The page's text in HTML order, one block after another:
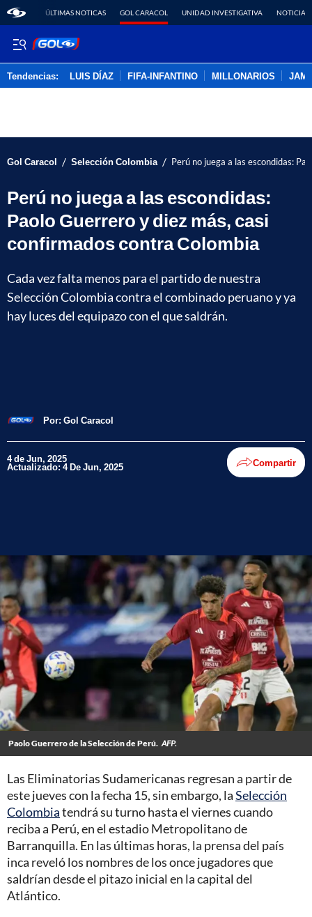
ÚLTIMAS NOTICAS GOL CARACOL UNIDAD INVESTIGATIVA NOTICIAS
Tendencias: LUIS DÍAZ FIFA-INFANTINO MILLONARIOS
Gol Caracol / Selección Colombia / Perú no juega a las escondidas:
Perú no juega a las escondidas:
Paolo Guerrero y diez más, casi
confirmados contra Colombia
Cada vez falta menos para el partido de nuestra
Selección Colombia contra el combinado peruano y ya
hay luces del equipazo con el que saldrán.
Por: Gol Caracol
4 de Jun, 2025
Actualizado: 4 De Jun, 2025 Compartir
Paolo Guerrero de la Selección de Perú. AFP.
Las Eliminatorias Sudamericanas regresan a partir de
este jueves con la fecha 15, sin embargo, laSelección
Colombiatendrá su turno hasta el viernes cuando
reciba a Perú, en el estadio Metropolitano de
Barranquilla. En las últimas horas, la prensa del país
inca reveló los nombres de los once jugadores que
saldrían desde el pitazo inicial en la capital del
Atlántico.